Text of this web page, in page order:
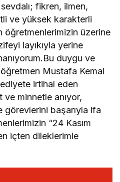
fikren, ilmen,
ve yüksek karakterli
öğretmenlerimizin üzerine
layıkıyla yerine
duygu ve
Mustafa Kemal
irtihal eden
minnetle anıyor,
görevlerini başarıyla ifa
“24 Kasım
içten dileklerimle